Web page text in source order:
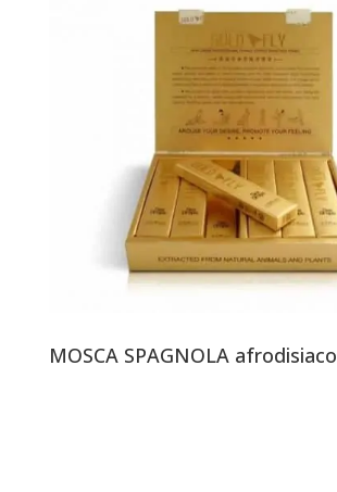
MOSCA SPAGNOLA afrodisiaco